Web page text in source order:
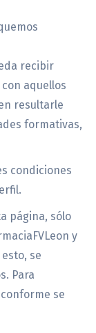
recibir
aquellos
resultarle
formativas,
condiciones
página, sólo
y
se
Para
se